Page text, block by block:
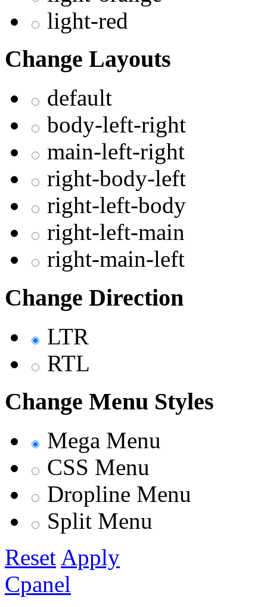
light-red
Change Layouts
default
body-left-right
main-left-right
right-body-left
right-left-body
right-left-main
right-main-left
Change Direction
LTR
RTL
Change Menu Styles
Mega Menu
CSS Menu
Dropline Menu
Split Menu
Reset Apply
Cpanel